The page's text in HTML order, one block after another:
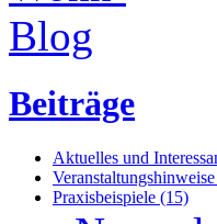
Beiträge
Aktuelles und
Praxisbeispiele (15)